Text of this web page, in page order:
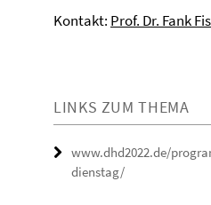
Kontakt: Prof. Dr. Fank
LINKS ZUM THEMA
www.dhd2022.de/
dienstag/